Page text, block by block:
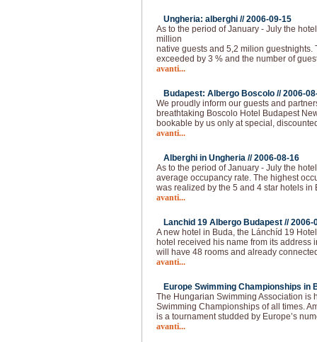
Ungheria: alberghi //2006-09-15
As to the period of January - July the
million
native guests and 5,2 milion guestnights.
exceeded by 3 % and the number of
avanti...
Budapest: Albergo Boscolo //2006-
We proudly inform our guests and
breathtaking Boscolo Hotel Budapest
bookable by us only at special,
avanti...
Alberghi in Ungheria //2006-08-16
As to the period of January - July the
average occupancy rate. The highest
was realized by the 5 and 4 star hotels in
avanti...
Lanchid 19 Albergo Budapest //2006-
A new hotel in Buda, the Lánchíd 19
hotel received his name from its address
will have 48 rooms and already
avanti...
Europe Swimming Championships in
The Hungarian Swimming Association is
Swimming Championships of all times.
is a tournament studded by Europe’s
avanti...